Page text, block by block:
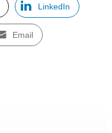
LinkedIn
Email